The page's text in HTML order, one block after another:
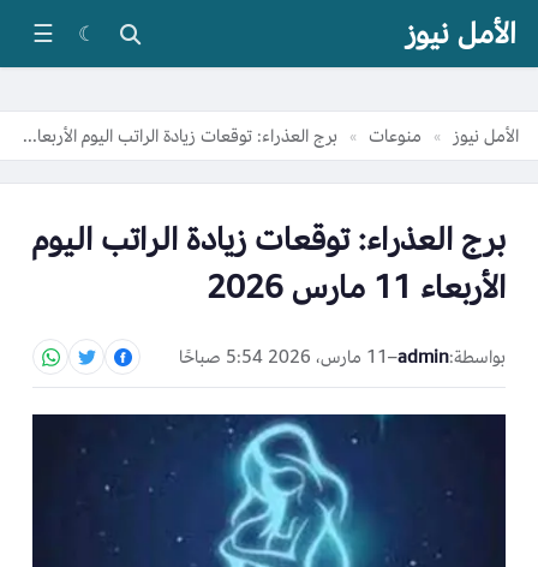
الأمل نيوز ☾
☰
الأمل نيوز » منوعات » برج العذراء: توقعات زيادة الراتب اليوم الأربعاء 11 مارس 2026
برج العذراء: توقعات زيادة الراتب اليوم
الأربعاء 11 مارس 2026
بواسطة:admin
–11 مارس، 2026 5:54 صباحًا